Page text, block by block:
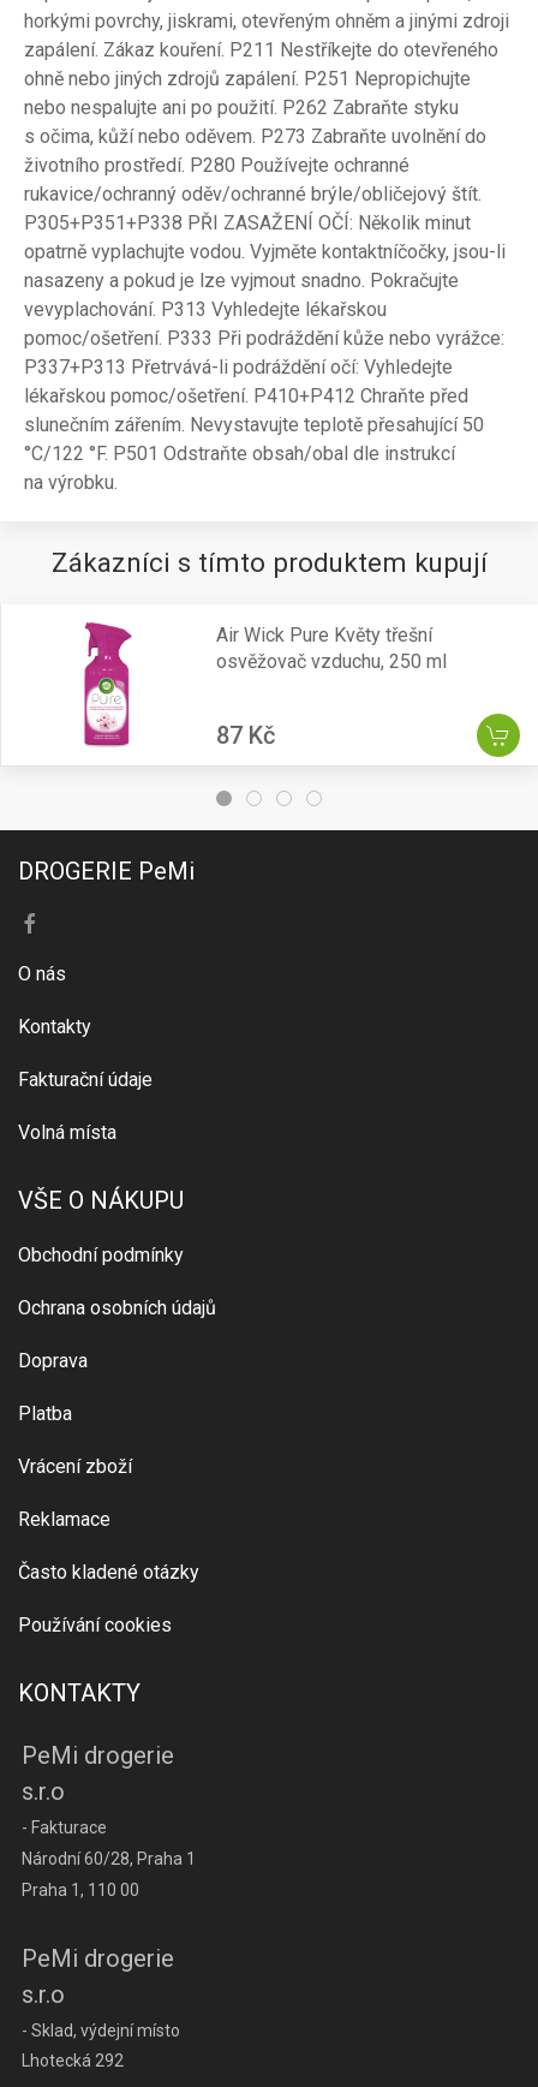
horkými povrchy, jiskrami, otevřeným ohněm a jinými zdroji
zapálení. Zákaz kouření. P211 Nestříkejte do otevřeného
ohně nebo jiných zdrojů zapálení. P251 Nepropichujte
nebo nespalujte ani po použití. P262 Zabraňte styku
s očima, kůží nebo oděvem. P273 Zabraňte uvolnění do
životního prostředí. P280 Používejte ochranné
rukavice/ochranný oděv/ochranné brýle/obličejový štít.
P305+P351+P338 PŘI ZASAŽENÍ OČÍ: Několik minut
opatrně vyplachujte vodou. Vyjměte kontaktníčočky, jsou-li
nasazeny a pokud je lze vyjmout snadno. Pokračujte
vevyplachování. P313 Vyhledejte lékařskou
pomoc/ošetření. P333 Při podráždění kůže nebo vyrážce:
P337+P313 Přetrvává-li podráždění očí: Vyhledejte
lékařskou pomoc/ošetření. P410+P412 Chraňte před
slunečním zářením. Nevystavujte teplotě přesahující 50
°C/122 °F. P501 Odstraňte obsah/obal dle instrukcí
na výrobku.
Zákazníci s tímto produktem kupují
Air Wick Pure Květy třešní
osvěžovač vzduchu, 250 ml
87 Kč
DROGERIE PeMi
O nás
Kontakty
Fakturační údaje
Volná místa
VŠE O NÁKUPU
Obchodní podmínky
Ochrana osobních údajů
Doprava
Platba
Vrácení zboží
Reklamace
Často kladené otázky
Používání cookies
KONTAKTY
PeMi drogerie
s.r.o
- Fakturace
Národní 60/28, Praha 1
Praha 1, 110 00
PeMi drogerie
s.r.o
- Sklad, výdejní místo
Lhotecká 292